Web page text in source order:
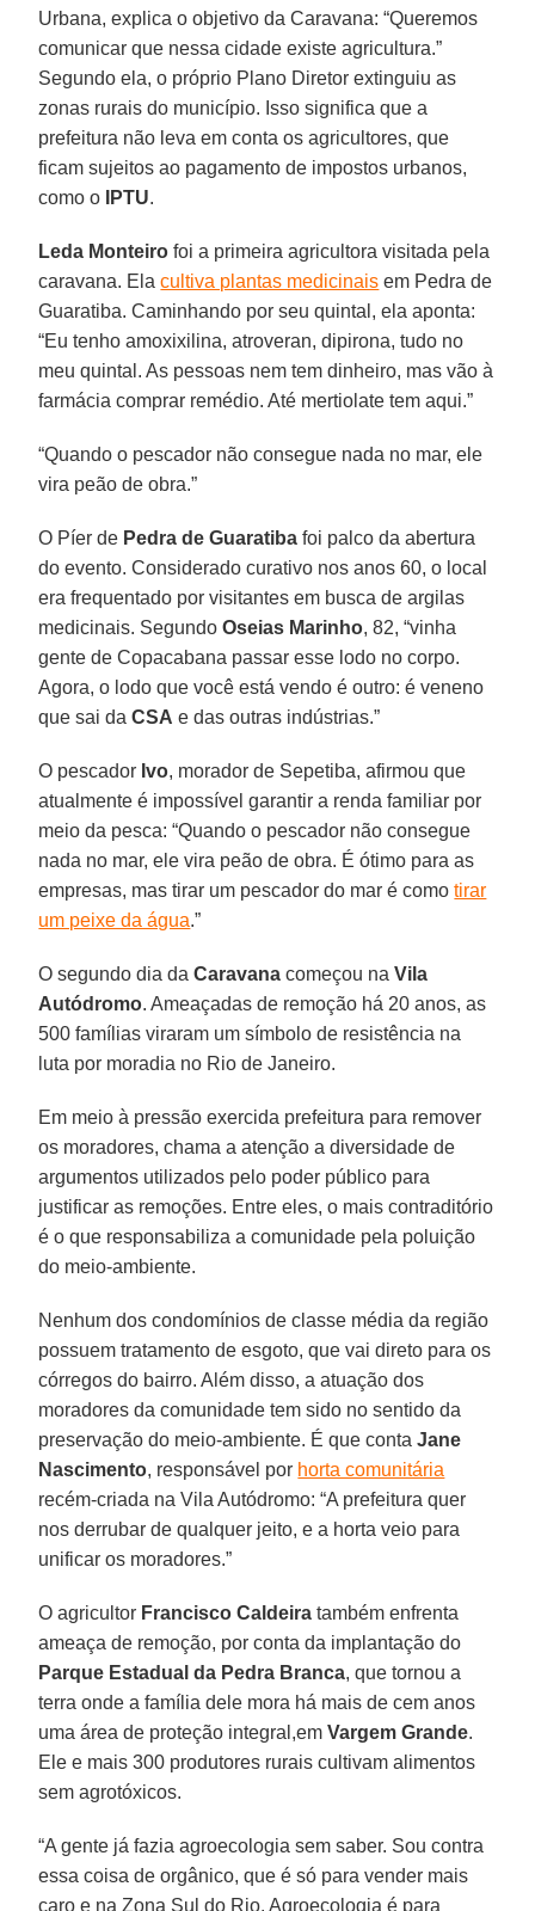
Urbana, explica o objetivo da Caravana: “Queremos
comunicar que nessa cidade existe agricultura.”
Segundo ela, o próprio Plano Diretor extinguiu as
zonas rurais do município. Isso significa que a
prefeitura não leva em conta os agricultores, que
ficam sujeitos ao pagamento de impostos urbanos,
como o
IPTU.
Leda Monteiro foi a primeira agricultora visitada pela
caravana. Elacultiva plantas medicinais em Pedra de
Guaratiba. Caminhando por seu quintal, ela aponta:
“Eu tenho amoxixilina, atroveran, dipirona, tudo no
meu quintal. As pessoas nem tem dinheiro, mas vão à
farmácia comprar remédio. Até mertiolate tem aqui.”
“Quando o pescador não consegue nada no mar, ele
vira peão de obra.”
O Píer de Pedra de Guaratiba foi palco da abertura
do evento. Considerado curativo nos anos 60, o local
era frequentado por visitantes em busca de argilas
medicinais. SegundoOseias Marinho, 82, “vinha
gente de Copacabana passar esse lodo no corpo.
Agora, o lodo que você está vendo é outro: é veneno
que sai daCSA e das outras indústrias.”
O pescador Ivo, morador de Sepetiba, afirmou que
atualmente é impossível garantir a renda familiar por
meio da pesca: “Quando o pescador não consegue
nada no mar, ele vira peão de obra. É ótimo para as
empresas, mas tirar um pescador do mar é comotirar
um peixe da água.”
O segundo dia daCaravana começou naVila
Autódromo. Ameaçadas de remoção há 20 anos, as
500 famílias viraram um símbolo de resistência na
luta por moradia no Rio de Janeiro.
Em meio à pressão exercida prefeitura para remover
os moradores, chama a atenção a diversidade de
argumentos utilizados pelo poder público para
justificar as remoções. Entre eles, o mais contraditório
é o que responsabiliza a comunidade pela poluição
do meio-ambiente.
Nenhum dos condomínios de classe média da região
possuem tratamento de esgoto, que vai direto para os
córregos do bairro. Além disso, a atuação dos
moradores da comunidade tem sido no sentido da
preservação do meio-ambiente. É que conta Jane
Nascimento, responsável por horta comunitária
recém-criada na Vila Autódromo: “A prefeitura quer
nos derrubar de qualquer jeito, e a horta veio para
unificar os moradores.”
O agricultor Francisco Caldeira também enfrenta
ameaça de remoção, por conta da implantação do
Parque Estadual da Pedra Branca, que tornou a
terra onde a família dele mora há mais de cem anos
uma área de proteção integral,emVargem Grande.
Ele e mais 300 produtores rurais cultivam alimentos
sem agrotóxicos.
“A gente já fazia agroecologia sem saber. Sou contra
essa coisa de orgânico, que é só para vender mais
caro e na Zona Sul do Rio. Agroecologia é para